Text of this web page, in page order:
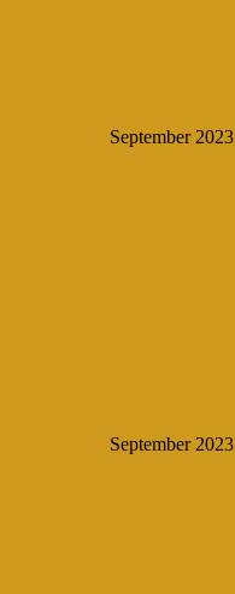
September 2023
September 2023